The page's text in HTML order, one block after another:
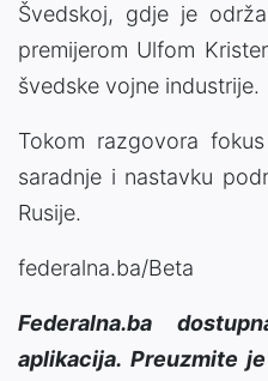
Švedskoj, gdje je
premijerom Ulfom
švedske vojne industrije.
Tokom razgovora
saradnje i nastavku
Rusije.
federalna.ba/Beta
Federalna.ba
aplikacija. Preuzmite